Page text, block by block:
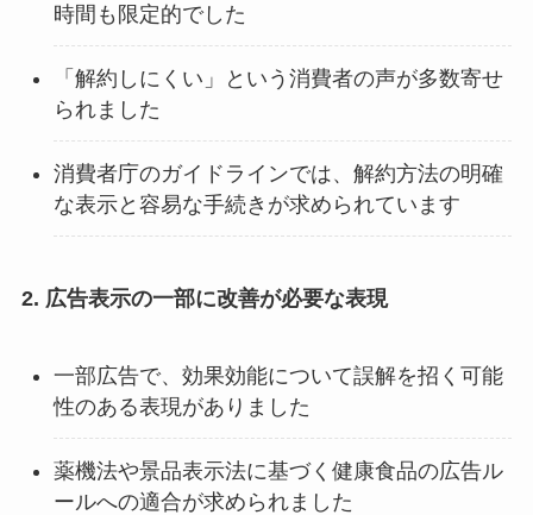
時間も限定的でした
「解約しにくい」という消費者の声が多数寄せ
られました
消費者庁のガイドラインでは、解約方法の明確
な表示と容易な手続きが求められています
2. 広告表示の一部に改善が必要な表現
一部広告で、効果効能について誤解を招く可能
性のある表現がありました
薬機法や景品表示法に基づく健康食品の広告ル
ールへの適合が求められました